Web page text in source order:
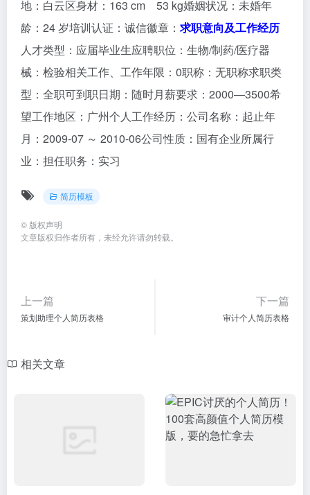
地：白云区身材：163 cm 53 kg婚姻状况：未婚年
龄：24 岁培训认证：诚信徽章： 求职意向及工作经历
人才类型：应届毕业生应聘职位：生物/制药/医疗器
械：检验相关工作、工作年限：0职称：无职称求职类
型：全职可到职日期：随时月薪要求：2000—3500希
望工作地区：广州个人工作经历：公司名称：起止年
月：2009-07 ～ 2010-06公司性质：国有企业所属行
业：担任职务：实习
简历模板
© 版权声明
文章版权归作者所有，未经允许请勿转载。
上一篇
策划助理个人简历表格
下一篇
审计个人简历表格
相关文章